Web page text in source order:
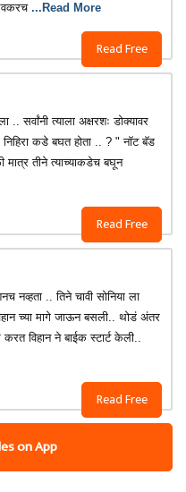
Read Free
...Read More
Read Free
सर्वांनी त्याला अक्षरशः डोक्यावर
कडे बघत होता .. ? " नॉट बॅड
मात्र तीने त्याच्याकडेच बघून
Read Free
नव्हता .. तिने चावी सोनिया ला
च्या मागे जाऊन बसली.. थोडं अंतर
विहान ने बाईक स्टार्ट केली..
on App